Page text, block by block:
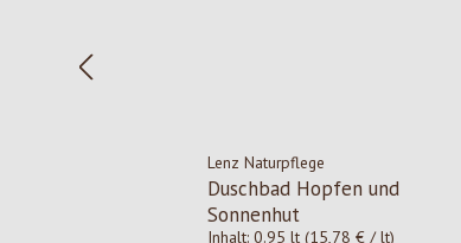
Lenz Naturpflege
Duschbad Hopfen und
Sonnenhut
Inhalt:0.95 lt(15,78 € / lt)